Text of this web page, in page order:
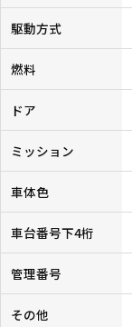
駆動方式
燃料
ドア
ミッション
車体色
車台番号下4桁
管理番号
その他